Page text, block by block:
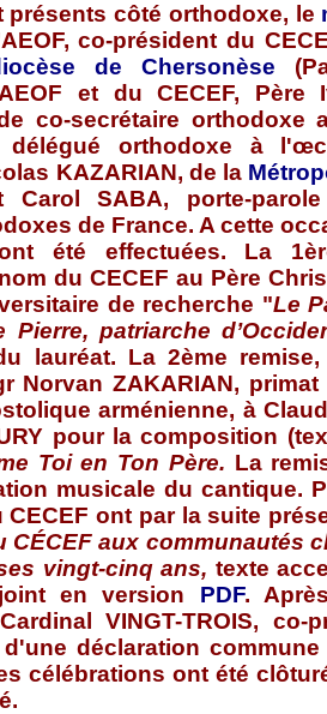
présents côté orthodoxe, le
,co-président du
deChersonèse (
et duCECEF, Père
co-secrétaire orthodoxe
délégué orthodoxe à
KAZARIAN, de la
Carol SABA, porte-parole
de France. A cette
été effectuées. La
du CECEF au Père
de recherche "Le
Pierre, patriarche
lauréat. La2ème
Norvan ZAKARIAN, primat
arménienne, à
pour la composition (
Toien Ton Père. La
musicale du cantique.
CECEF ont par la suite
CÉCEF aux communautés
vingt-cinq ans, texte
en version PDF.
VINGT-TROIS, co-
d'une déclaration
célébrations ont été
.